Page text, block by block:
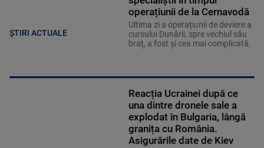
ȘTIRI ACTUALE
operațiunii de la Cernavodă
Ultima zi a operațiunii de deviere a
cursului Dunării, spre vechiul său
braț, a fost și cea mai complicată.
Reacția Ucrainei după ce
una dintre dronele sale a
explodat în Bulgaria, lângă
granița cu România.
Asigurările date de Kiev